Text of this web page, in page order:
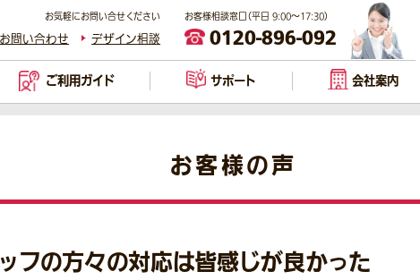
お気軽にお問い合せください
お問い合わせ デザイン相談
お客様相談窓口（平日 9:00～17:30）
0120-896-092
ご利用ガイド サポート 会社案内
お客様の声
フの方々の対応は皆感じが良かった